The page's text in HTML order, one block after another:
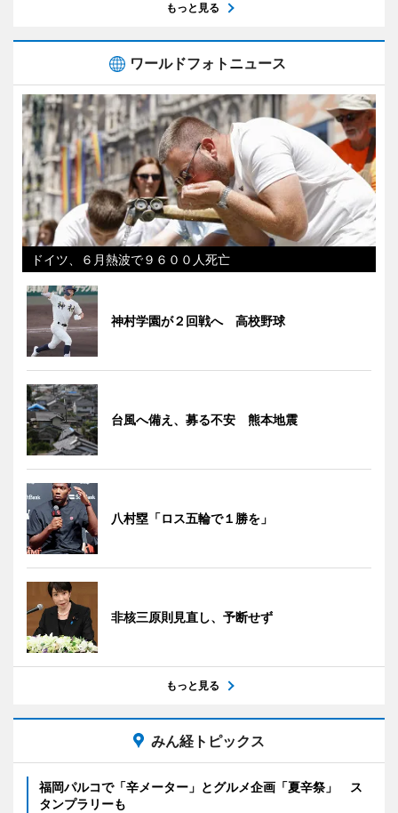
もっと見る
ワールドフォトニュース
ドイツ、６月熱波で９６００人死亡
神村学園が２回戦へ 高校野球
台風へ備え、募る不安 熊本地震
八村塁「ロス五輪で１勝を」
非核三原則見直し、予断せず
もっと見る
みん経トピックス
福岡パルコで「辛メーター」とグルメ企画「夏辛祭」 ス
タンプラリーも